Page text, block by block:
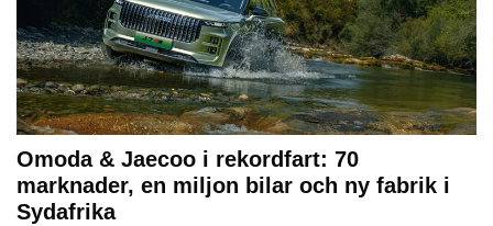
Omoda & Jaecoo i rekordfart: 70
marknader, en miljon bilar och ny fabrik i
Sydafrika